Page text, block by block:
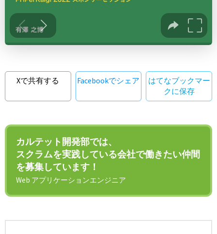
Xで共有する Facebookでシェア
はてなブックマー
クに保存
カルテット開発部では、
スクラムを実践している会社で働きたい仲間
を募集しています！
Web アプリケーションエンジニア